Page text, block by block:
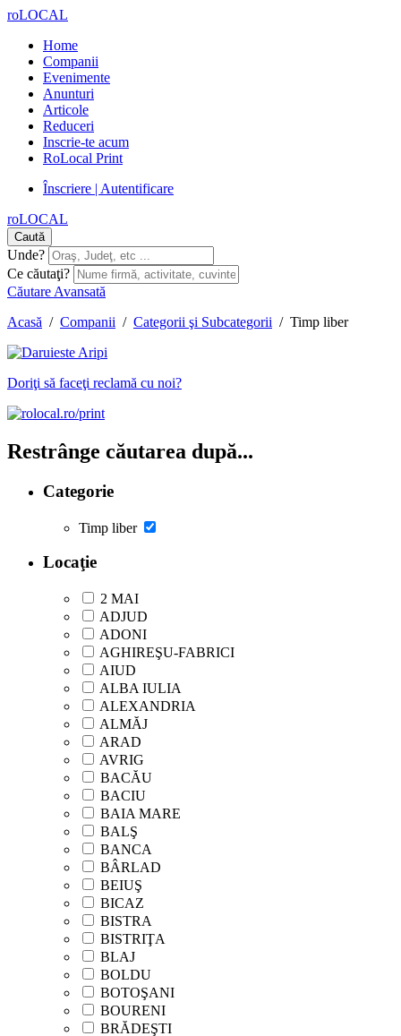
roLOCAL
Home
Companii
Evenimente
Anunturi
Articole
Reduceri
Inscrie-te acum
RoLocal Print
Înscriere | Autentificare
roLOCAL
Caută
Unde?
Ce căutaţi?
Căutare Avansată
Acasă / Companii / Categorii şi Subcategorii / Timp liber
Doriţi să faceţi reclamă cu noi?
Restrânge căutarea după...
Categorie
Timp liber
Locaţie
2 MAI
ADJUD
ADONI
AGHIREŞU-FABRICI
AIUD
ALBA IULIA
ALEXANDRIA
ALMĂJ
ARAD
AVRIG
BACĂU
BACIU
BAIA MARE
BALŞ
BANCA
BÂRLAD
BEIUŞ
BICAZ
BISTRA
BISTRIŢA
BLAJ
BOLDU
BOTOŞANI
BOURENI
BRĂDEŞTI